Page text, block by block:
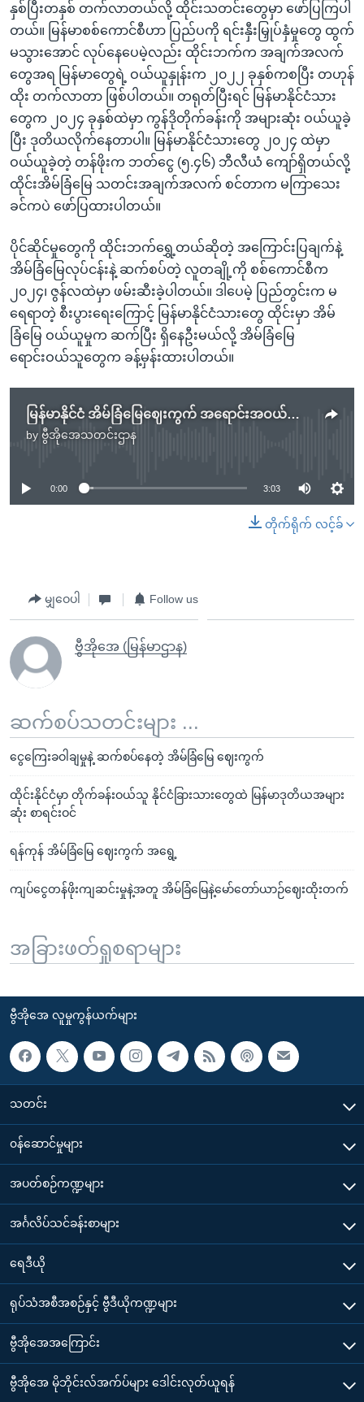
နှစ်ပြီးတနှစ် တက်လာတယ်လို့ ထိုင်းသတင်းတွေမှာ ဖော်ပြကြပါ
တယ်။ မြန်မာစစ်ကောင်စီဟာ ပြည်ပကို ရင်းနှီးမြှုပ်နှံမှုတွေ ထွက်
မသွားအောင် လုပ်နေပေမဲ့လည်း ထိုင်းဘက်က အချက်အလက်
တွေအရ မြန်မာတွေရဲ့ ဝယ်ယူနှုန်းက ၂၀၂၂ ခုနှစ်ကစပြီး တဟုန်
ထိုး တက်လာတာ ဖြစ်ပါတယ်။ တရုတ်ပြီးရင် မြန်မာနိုင်ငံသား
တွေက ၂၀၂၄ ခုနှစ်ထဲမှာ ကွန်ဒိုတိုက်ခန်းကို အများဆုံး ဝယ်ယူခဲ့
ပြီး ဒုတိယလိုက်နေတာပါ။ မြန်မာနိုင်ငံသားတွေ ၂၀၂၄ ထဲမှာ
ဝယ်ယူခဲ့တဲ့ တန်ဖိုးက ဘတ်ငွေ (၅.၄၆) ဘီလီယံ ကျော်ရှိတယ်လို့
ထိုင်းအိမ်ခြံမြေ သတင်းအချက်အလက် စင်တာက မကြာသေး
ခင်ကပဲ ဖော်ပြထားပါတယ်။
ပိုင်ဆိုင်မှုတွေကို ထိုင်းဘက်ရွှေ့တယ်ဆိုတဲ့ အကြောင်းပြချက်နဲ့
အိမ်ခြံမြေလုပ်ငန်းနဲ့ ဆက်စပ်တဲ့ လူတချို့ကို စစ်ကောင်စီက
၂၀၂၄၊ ဇွန်လထဲမှာ ဖမ်းဆီးခဲ့ပါတယ်။ ဒါပေမဲ့ ပြည်တွင်းက မ
ရေရာတဲ့ စီးပွားရေးကြောင့် မြန်မာနိုင်ငံသားတွေ ထိုင်းမှာ အိမ်
ခြံမြေ ဝယ်ယူမှုက ဆက်ပြီး ရှိနေဦးမယ်လို့ အိမ်ခြံမြေ
ရောင်းဝယ်သူတွေက ခန့်မှန်းထားပါတယ်။
မြန်မာနိုင်ငံ အိမ်ခြံမြေဈေးကွက် အရောင်းအဝယ်ကျဆင်း
by ဗွီအိုအေသတင်းဌာန
No media source currently available
0:00 3:03
တိုက်ရိုက် လင့်ခ်
မျှဝေပါ Follow us
ဗွီအိုအေ (မြန်မာဌာန)
ဆက်စပ်သတင်းများ ...
ငွေကြေးခဝါချမှုနဲ့ ဆက်စပ်နေတဲ့ အိမ်ခြံမြေ ဈေးကွက်
ထိုင်းနိုင်ငံမှာ တိုက်ခန်းဝယ်သူ နိုင်ငံခြားသားတွေထဲ မြန်မာဒုတိယအများ
ဆုံး စာရင်းဝင်
ရန်ကုန် အိမ်ခြံမြေ ဈေးကွက် အရွေ့
ကျပ်ငွေတန်ဖိုးကျဆင်းမှုနဲ့အတူ အိမ်ခြံမြေနဲ့မော်တော်ယာဉ်ဈေးထိုးတက်
အခြားဖတ်ရှုစရာများ
ဗွီအိုအေ လူမှုကွန်ယက်များ
သတင်း
၀န်ဆောင်မှုများ
အပတ်စဉ်ကဏ္ဍများ
အင်္ဂလိပ်သင်ခန်းစာများ
ရေဒီယို
ရုပ်သံအစီအစဉ်နှင့် ဗွီဒီယိုကဏ္ဍများ
ဗွီအိုအေအကြောင်း
ဗွီအိုအေ မိုဘိုင်းလ်အက်ပ်များ ဒေါင်းလုတ်ယူရန်